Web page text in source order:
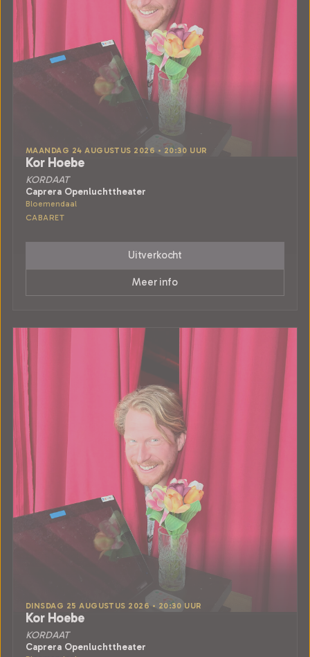
MAANDAG 24 AUGUSTUS 2026 • 20:30 UUR
Kor Hoebe
KORDAAT
Caprera Openluchttheater
Bloemendaal
CABARET
Uitverkocht
Meer info
DINSDAG 25 AUGUSTUS 2026 • 20:30 UUR
Kor Hoebe
KORDAAT
Caprera Openluchttheater